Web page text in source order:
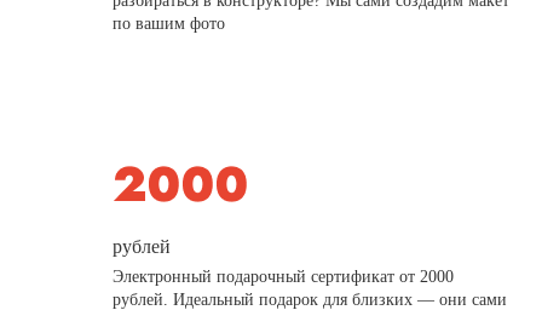
по вашим фото
рублей
Электронный подарочный сертификат от 2000
рублей. Идеальный подарок для близких — они сами